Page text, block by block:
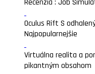
Recenzia : Job
Oculus Rift S
Najpopularnejšie
Virtuálna realita a
pikantným obsahom